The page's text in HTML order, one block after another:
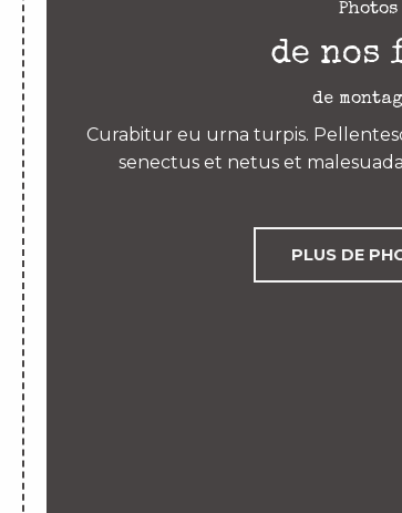
Photos
de nos
de
Curabitur eu urna turpis.
senectus et netus et
PLUS DE